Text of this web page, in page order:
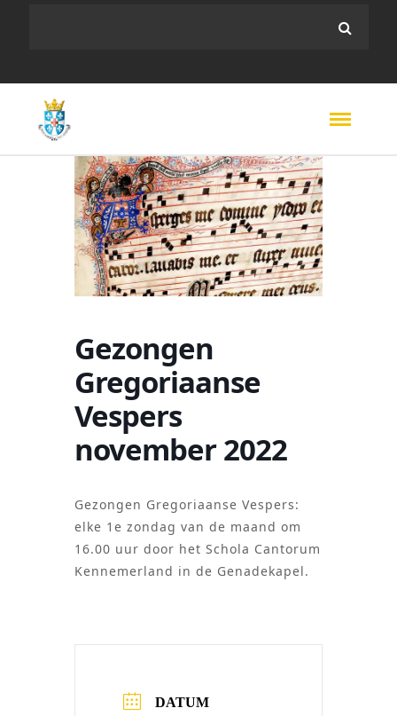
Gezongen
Gregoriaanse
Vespers
november 2022
Gezongen Gregoriaanse Vespers:
elke 1e zondag van de maand om
16.00 uur door het Schola Cantorum
Kennemerland in de Genadekapel.
DATUM